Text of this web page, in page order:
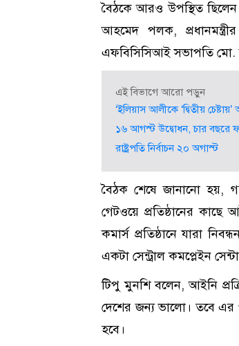
বৈঠকে আরও উপস্থিত ছিলেন
আহমেদ পলক,
এফবিসিসিআই সভাপতি মো.
এই বিভাগে আরো পড়ুন
‘ইলিয়াস আলীকে ‘দ্বিতীয়
১৬ আগস্ট উদ্বোধন, চার বছরে
রাষ্ট্রপতি নির্বাচন ২০ অগাস্ট
বৈঠক শেষে জানানো হয়,
গেটওয়ে প্রতিষ্ঠানের
কমার্স প্রতিষ্ঠানে যারা
একটা সেন্ট্রাল কমপ্লেইন
টিপু মুনশি বলেন, আইনি
দেশের জন্য ভালো। তবে এর
হবে।